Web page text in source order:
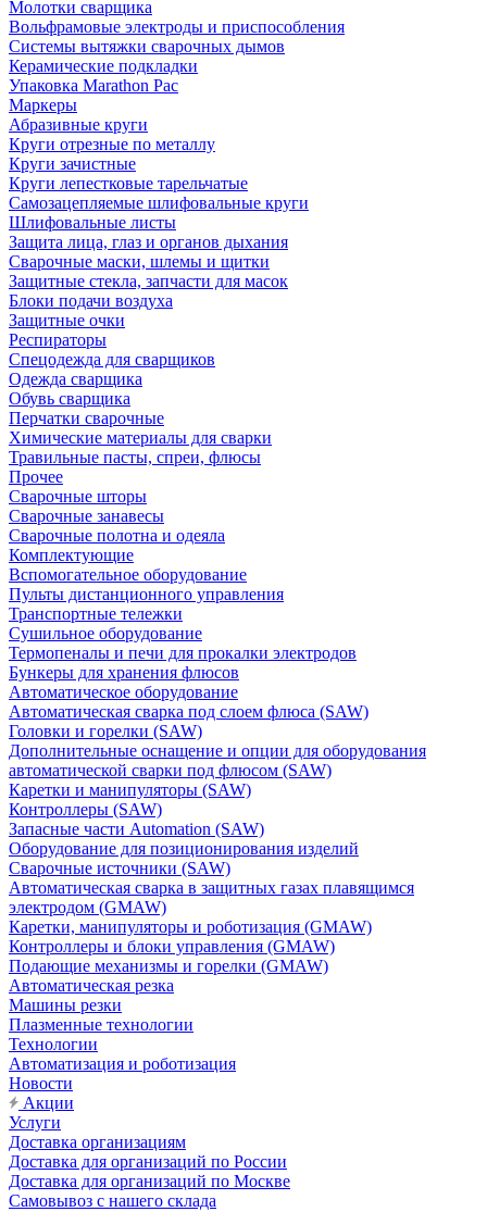
Молотки сварщика
Вольфрамовые электроды и приспособления
Системы вытяжки сварочных дымов
Керамические подкладки
Упаковка Marathon Pac
Маркеры
Абразивные круги
Круги отрезные по металлу
Круги зачистные
Круги лепестковые тарельчатые
Самозацепляемые шлифовальные круги
Шлифовальные листы
Защита лица, глаз и органов дыхания
Сварочные маски, шлемы и щитки
Защитные стекла, запчасти для масок
Блоки подачи воздуха
Защитные очки
Респираторы
Спецодежда для сварщиков
Одежда сварщика
Обувь сварщика
Перчатки сварочные
Химические материалы для сварки
Травильные пасты, спреи, флюсы
Прочее
Сварочные шторы
Сварочные занавесы
Сварочные полотна и одеяла
Комплектующие
Вспомогательное оборудование
Пульты дистанционного управления
Транспортные тележки
Сушильное оборудование
Термопеналы и печи для прокалки электродов
Бункеры для хранения флюсов
Автоматическое оборудование
Автоматическая сварка под слоем флюса (SAW)
Головки и горелки (SAW)
Дополнительные оснащение и опции для оборудования
автоматической сварки под флюсом (SAW)
Каретки и манипуляторы (SAW)
Контроллеры (SAW)
Запасные части Automation (SAW)
Оборудование для позиционирования изделий
Сварочные источники (SAW)
Автоматическая сварка в защитных газах плавящимся
электродом (GMAW)
Каретки, манипуляторы и роботизация (GMAW)
Контроллеры и блоки управления (GMAW)
Подающие механизмы и горелки (GMAW)
Автоматическая резка
Машины резки
Плазменные технологии
Технологии
Автоматизация и роботизация
Новости
Акции
Услуги
Доставка организациям
Доставка для организаций по России
Доставка для организаций по Москве
Самовывоз с нашего склада